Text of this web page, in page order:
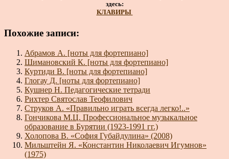
здесь:
КЛАВИРЫ
Похожие записи:
Абрамов А. [ноты для фортепиано]
Шимановский К. [ноты для фортепиано]
Куртиди В. [ноты для фортепиано]
Глогау Д. [ноты для фортепиано]
Кушнер Н. Педагогические тетради
Рихтер Святослав Теофилович
Струков А. «Правильно играть всегда легко!..»
Гончикова М.Ц. Профессиональное музыкальное
образование в Бурятии (1923-1991 гг.)
Холопова В. «София Губайдулина» (2008)
Мильштейн Я. «Константин Николаевич Игумнов»
(1975)